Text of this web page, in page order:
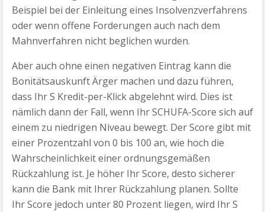
Beispiel bei der Einleitung eines Insolvenzverfahrens
oder wenn offene Forderungen auch nach dem
Mahnverfahren nicht beglichen wurden.
Aber auch ohne einen negativen Eintrag kann die
Bonitätsauskunft Ärger machen und dazu führen,
dass Ihr S Kredit-per-Klick abgelehnt wird. Dies ist
nämlich dann der Fall, wenn Ihr SCHUFA-Score sich auf
einem zu niedrigen Niveau bewegt. Der Score gibt mit
einer Prozentzahl von 0 bis 100 an, wie hoch die
Wahrscheinlichkeit einer ordnungsgemäßen
Rückzahlung ist. Je höher Ihr Score, desto sicherer
kann die Bank mit Ihrer Rückzahlung planen. Sollte
Ihr Score jedoch unter 80 Prozent liegen, wird Ihr S